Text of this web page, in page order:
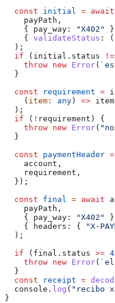
  const
initial = await
    payPath
,
    {
pay_way: "X402"
    {
validateStatus :
  );
  if
( initial . status
    throw
new Error(
  }
  const
requirement =
    (
item : any) => item
  );
  if
( ! requirement ) {
    throw
new Error(
  }
  const
paymentHeader =
    account
,
    requirement
,
  });
  const
final = await
    payPath
,
    {
pay_way: "X402"
    {
headers: { "X-
  );
  if
( final . status >=
    throw
new Error(
  }
  const
receipt =
  console
. log ( "recibo
}